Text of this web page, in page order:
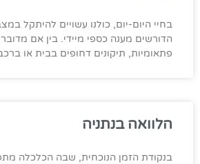
בחיי היום-יום, כולנו עשויים להיתקל
הדורשים מענה כספי מיידי. בין אם
פתאומיות, תיקונים דחופים בבית או
הלוואה בנתניה
בנקודת הזמן הנוכחית, שבה הכלכלה